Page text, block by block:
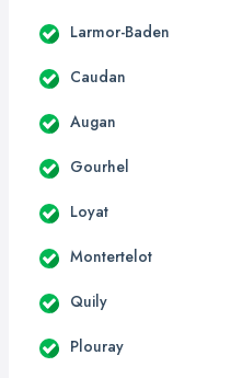
Larmor-Baden
Caudan
Augan
Gourhel
Loyat
Montertelot
Quily
Plouray